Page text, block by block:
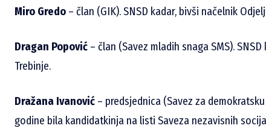
Miro Gredo – član (GIK). SNSD kadar, bivši načelnik
Dragan Popović – član (Savez mladih snaga SMS).
Trebinje.
Dražana Ivanović – predsjednica (Savez za
godine bila kandidatkinja na listi Saveza nezavisnih